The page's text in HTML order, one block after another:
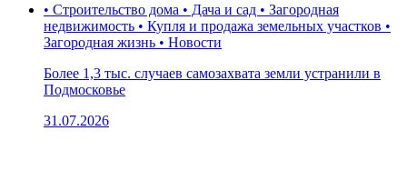
• Строительство дома • Дача и сад • Загородная
недвижимость • Купля и продажа земельных участков •
Загородная жизнь • Новости
Более 1,3 тыс. случаев самозахвата земли устранили в
Подмосковье
31.07.2026